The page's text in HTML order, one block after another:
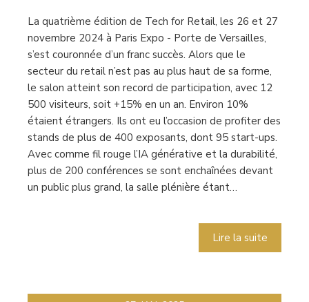
La quatrième édition de Tech for Retail, les 26 et 27
novembre 2024 à Paris Expo - Porte de Versailles,
s’est couronnée d’un franc succès. Alors que le
secteur du retail n’est pas au plus haut de sa forme,
le salon atteint son record de participation, avec 12
500 visiteurs, soit +15% en un an. Environ 10%
étaient étrangers. Ils ont eu l’occasion de profiter des
stands de plus de 400 exposants, dont 95 start-ups.
Avec comme fil rouge l’IA générative et la durabilité,
plus de 200 conférences se sont enchaînées devant
un public plus grand, la salle plénière étant…
Lire la suite